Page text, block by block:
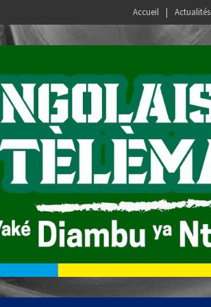
Accueil Actualités